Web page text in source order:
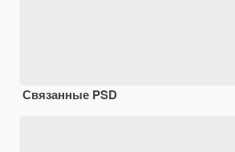
Связанные PSD